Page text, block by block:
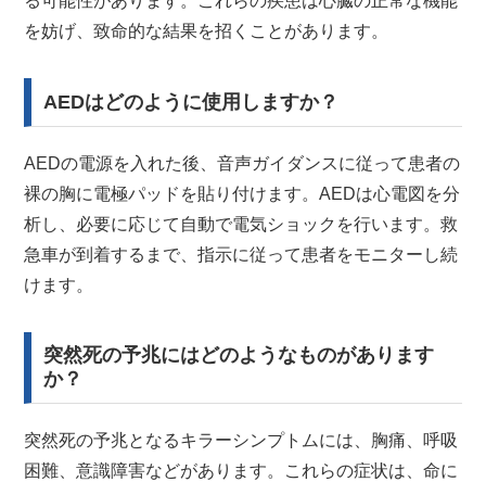
を妨げ、致命的な結果を招くことがあります。
AEDはどのように使用しますか？
AEDの電源を入れた後、音声ガイダンスに従って患者の
裸の胸に電極パッドを貼り付けます。AEDは心電図を分
析し、必要に応じて自動で電気ショックを行います。救
急車が到着するまで、指示に従って患者をモニターし続
けます。
突然死の予兆にはどのようなものがあります
か？
突然死の予兆となるキラーシンプトムには、胸痛、呼吸
困難、意識障害などがあります。これらの症状は、命に